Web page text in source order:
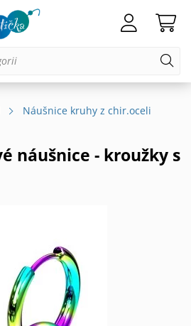
Náušnice kruhy z chir.oceli